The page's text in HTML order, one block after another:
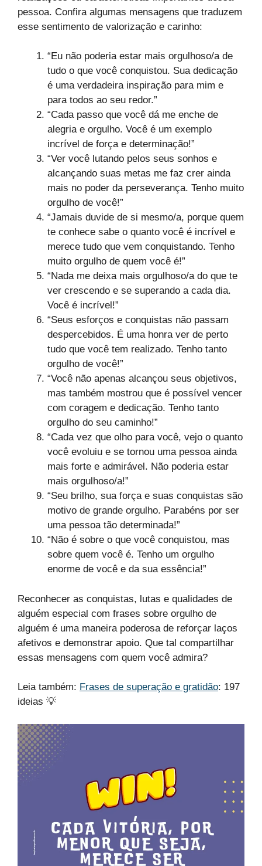
pessoa. Confira algumas mensagens que traduzem
esse sentimento de valorização e carinho:
“Eu não poderia estar mais orgulhoso/a de
tudo o que você conquistou. Sua dedicação
é uma verdadeira inspiração para mim e
para todos ao seu redor.”
“Cada passo que você dá me enche de
alegria e orgulho. Você é um exemplo
incrível de força e determinação!”
“Ver você lutando pelos seus sonhos e
alcançando suas metas me faz crer ainda
mais no poder da perseverança. Tenho muito
orgulho de você!”
“Jamais duvide de si mesmo/a, porque quem
te conhece sabe o quanto você é incrível e
merece tudo que vem conquistando. Tenho
muito orgulho de quem você é!”
“Nada me deixa mais orgulhoso/a do que te
ver crescendo e se superando a cada dia.
Você é incrível!”
“Seus esforços e conquistas não passam
despercebidos. É uma honra ver de perto
tudo que você tem realizado. Tenho tanto
orgulho de você!”
“Você não apenas alcançou seus objetivos,
mas também mostrou que é possível vencer
com coragem e dedicação. Tenho tanto
orgulho do seu caminho!”
“Cada vez que olho para você, vejo o quanto
você evoluiu e se tornou uma pessoa ainda
mais forte e admirável. Não poderia estar
mais orgulhoso/a!”
“Seu brilho, sua força e suas conquistas são
motivo de grande orgulho. Parabéns por ser
uma pessoa tão determinada!”
“Não é sobre o que você conquistou, mas
sobre quem você é. Tenho um orgulho
enorme de você e da sua essência!”
Reconhecer as conquistas, lutas e qualidades de
alguém especial com frases sobre orgulho de
alguém é uma maneira poderosa de reforçar laços
afetivos e demonstrar apoio. Que tal compartilhar
essas mensagens com quem você admira?
Leia também: Frases de superação e gratidão: 197
ideias 💡